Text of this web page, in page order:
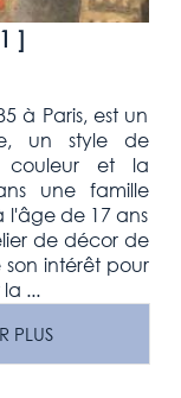
]
à Paris, est un
un style de
couleur et la
une famille
l'âge de 17 ans
de décor de
intérêt pour
...
PLUS